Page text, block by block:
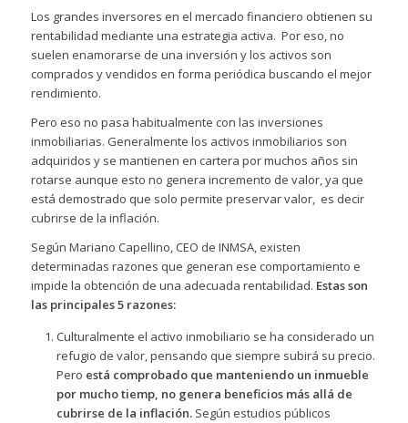
Los grandes inversores en el mercado financiero obtienen su
rentabilidad mediante una estrategia activa. Por eso, no
suelen enamorarse de una inversión y los activos son
comprados y vendidos en forma periódica buscando el mejor
rendimiento.
Pero eso no pasa habitualmente con las inversiones
inmobiliarias. Generalmente los activos inmobiliarios son
adquiridos y se mantienen en cartera por muchos años sin
rotarse aunque esto no genera incremento de valor, ya que
está demostrado que solo permite preservar valor, es decir
cubrirse de la inflación.
Según Mariano Capellino, CEO de INMSA, existen
determinadas razones que generan ese comportamiento e
impide la obtención de una adecuada rentabilidad. Estas son
las principales 5 razones:
Culturalmente el activo inmobiliario se ha considerado un
refugio de valor, pensando que siempre subirá su precio.
Pero está comprobado que manteniendo un inmueble
por mucho tiemp, no genera beneficios más allá de
cubrirse de la inflación.Según estudios públicos